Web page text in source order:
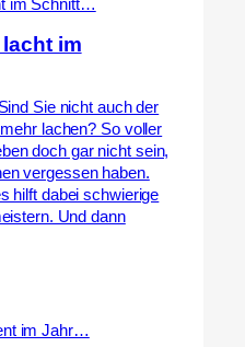
im
Sie nicht auch der
lachen? So voller
doch gar nicht sein,
vergessen haben.
hilft dabei schwierige
Und dann